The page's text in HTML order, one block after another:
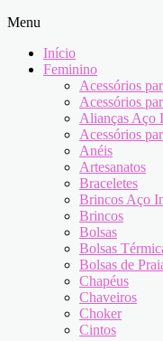
Menu
Início
Feminino
Acessórios
Acessórios
Alianças Aço
Acessórios
Anéis
Artesanatos
Braceletes
Brincos Aço
Brincos
Bolsas
Bolsas
Bolsas de
Chapéus
Chaveiros
Choker
Cintos